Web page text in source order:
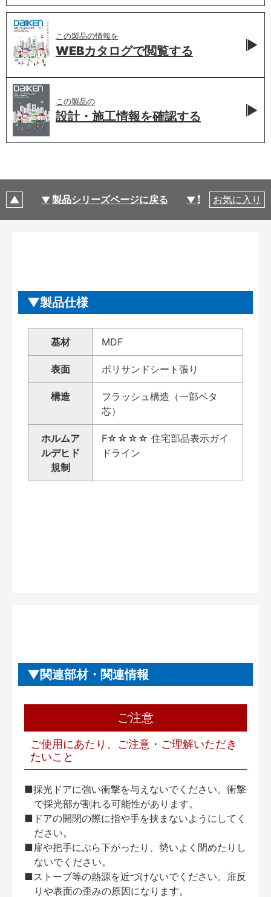
この製品の情報を
WEBカタログで閲覧する
この製品の
設計・施工情報を確認する
製品シリーズページに戻る 製品仕様
お気に入り
製品仕様
基材 MDF
表面 ポリサンドシート張り
構造
フラッシュ構造（一部ベタ
芯）
ホルムア
ルデヒド
規制
F☆☆☆☆ 住宅部品表示ガイ
ドライン
関連部材・関連情報
ご注意
ご使用にあたり、ご注意・ご理解いただき
たいこと
■採光ドアに強い衝撃を与えないでください。衝撃
で採光部が割れる可能性があります。
■ドアの開閉の際に指や手を挟まないようにしてく
ださい。
■扉や把手にぶら下がったり、勢いよく閉めたりし
ないでください。
■ストーブ等の熱源を近づけないでください。扉反
りや表面の歪みの原因になります。